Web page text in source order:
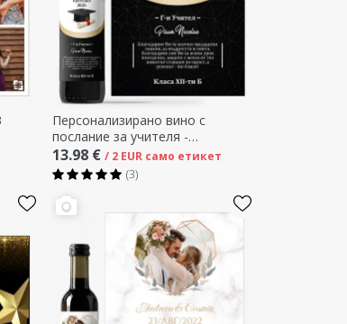
Персонализирано вино с
послание за учителя -
Благодарност
13.98 €/ 2 EUR само етикет
(3)